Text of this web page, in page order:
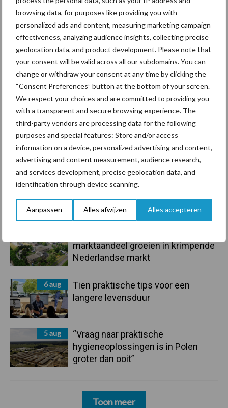
browsing data, for purposes like providing you with
personalized ads and content, measuring marketing campaign
effectiveness, analyzing audience insights, collecting precise
geolocation data, and product development. Please note that
your consent will be valid across all our subdomains. You can
change or withdraw your consent at any time by clicking the
“Consent Preferences” button at the bottom of your screen.
We respect your choices and are committed to providing you
with a transparent and secure browsing experience. The
third-party vendors are processing data for the following
purposes and special features: Store and/or access
information on a device, personalized advertising and content,
advertising and content measurement, audience research,
and services development, precise geolocation data, and
identification through device scanning.
Aanpassen Alles afwijzen Alles accepteren
Primaire
Sidebar
Recent nieuws Partner nieuws
7 aug
Grondstoffenmarkt blijft grillig:
droogte en geopolitiek houden
handel in de greep
7 aug
De speenhuid: een vaak
mastitis
marktaandeel groeien in krimpende
Nederlandse markt
6 aug
Tien praktische tips voor een
langere levensduur
5 aug
“Vraag naar praktische
hygieneoplossingen is in Polen
groter dan ooit”
Toon meer
Toon meer